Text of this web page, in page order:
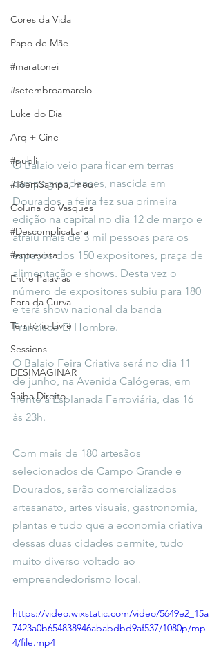
Cores da Vida
Papo de Mãe
#maratonei
#setembroamarelo
Luke do Dia
Arq + Cine
#publi
#TôemSampa, meu!
Coluna do Vasques
#DescomplicaLara
#entrevista
Entre Palavras
Fora da Curva
Território Livre
Sessions
DESIMAGINAR
Saiba Direito
O Balaio veio para ficar em terras
campograndenses, nascida em
Dourados, a feira fez sua primeira
edição na capital no dia 12 de março e
atraiu mais de 3 mil pessoas para os
espaços dos 150 expositores, praça de
alimentação e shows. Desta vez o
número de expositores subiu para 180
e terá show nacional da banda
Francisco El Hombre.
O Balaio Feira Criativa será no dia 11
de junho, na Avenida Calógeras, em
frente à Esplanada Ferroviária, das 16
às 23h.
Com mais de 180 artesãos
selecionados de Campo Grande e
Dourados, serão comercializados
artesanato, artes visuais, gastronomia,
plantas e tudo que a economia criativa
dessas duas cidades permite, tudo
muito diverso voltado ao
empreendedorismo local.
https://video.wixstatic.com/video/5649e2_15a
7423a0b654838946ababdbd9af537/1080p/mp
4/file.mp4